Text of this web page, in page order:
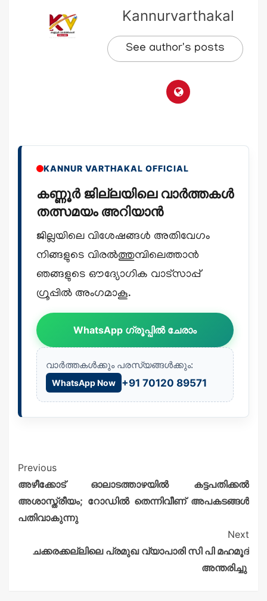
Kannurvarthakal
See author's posts
KANNUR VARTHAKAL OFFICIAL
കണ്ണൂർ ജില്ലയിലെ വാർത്തകൾ
തത്സമയം അറിയാൻ
ജില്ലയിലെ വിശേഷങ്ങൾ അതിവേഗം
നിങ്ങളുടെ വിരൽത്തുമ്പിലെത്താൻ
ഞങ്ങളുടെ ഔദ്യോഗിക വാട്സാപ്പ്
ഗ്രൂപ്പിൽ അംഗമാകൂ.
WhatsApp ഗ്രൂപ്പിൽ ചേരാം
വാർത്തകൾക്കും പരസ്യങ്ങൾക്കും:
WhatsApp Now +91 70120 89571
Previous
അഴീക്കോട് ഓലാടത്താഴയിൽ കട്ടപതിക്കൽ
അശാസ്ത്രീയം; റോഡിൽ തെന്നിവീണ് അപകടങ്ങൾ
പതിവാകുന്നു
Next
ചക്കരക്കല്ലിലെ പ്രമുഖ വ്യാപാരി സി പി മഹമൂദ്
അന്തരിച്ചു